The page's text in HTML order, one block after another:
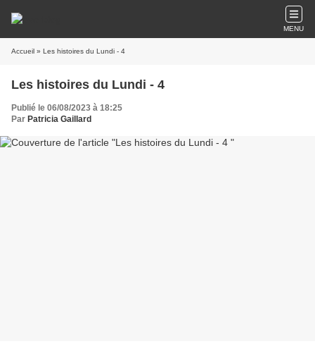
MENU
Accueil » Les histoires du Lundi - 4
Les histoires du Lundi - 4
Publié le 06/08/2023 à 18:25
Par Patricia Gaillard